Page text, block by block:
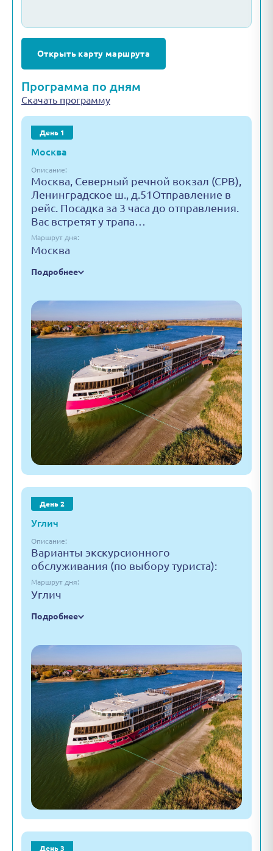
Открыть карту маршрута
Программа по дням
Скачать программу
День 1
Москва
Описание:
Москва, Северный речной вокзал (СРВ),
Ленинградское ш., д.51Отправление в
рейс. Посадка за 3 часа до отправления.
Вас встретят у трапа…
Маршрут дня:
Москва
Подробнее
День 2
Углич
Описание:
Варианты экскурсионного
обслуживания (по выбору туриста):
Маршрут дня:
Углич
Подробнее
День 3